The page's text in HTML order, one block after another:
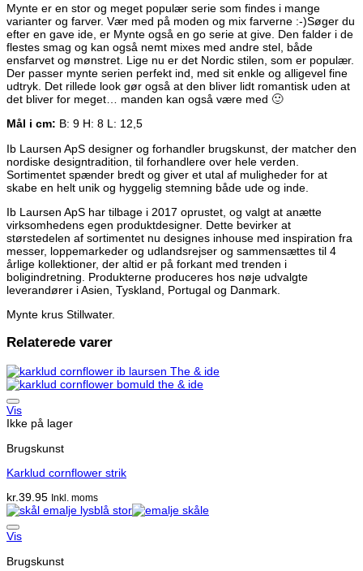
Mynte er en stor og meget populær serie som findes i mange
varianter og farver. Vær med på moden og mix farverne :-)Søger du
efter en gave ide, er Mynte også en go serie at give. Den falder i de
flestes smag og kan også nemt mixes med andre stel, både
ensfarvet og mønstret. Lige nu er det Nordic stilen, som er populær.
Der passer mynte serien perfekt ind, med sit enkle og alligevel fine
udtryk. Det rillede look gør også at den bliver lidt romantisk uden at
det bliver for meget… manden kan også være med 🙂
Mål i cm: B: 9 H: 8 L: 12,5
Ib Laursen ApS designer og forhandler brugskunst, der matcher den
nordiske designtradition, til forhandlere over hele verden.
Sortimentet spænder bredt og giver et utal af muligheder for at
skabe en helt unik og hyggelig stemning både ude og inde.
Ib Laursen ApS har tilbage i 2017 oprustet, og valgt at anætte
virksomhedens egen produktdesigner. Dette bevirker at
størstedelen af sortimentet nu designes inhouse med inspiration fra
messer, loppemarkeder og udlandsrejser og sammensættes til 4
årlige kollektioner, der altid er på forkant med trenden i
boligindretning. Produkterne produceres hos nøje udvalgte
leverandører i Asien, Tyskland, Portugal og Danmark.
Mynte krus Stillwater.
Relaterede varer
Vis
Ikke på lager
Brugskunst
Karklud cornflower strik
kr.39.95 Inkl. moms
Vis
Brugskunst